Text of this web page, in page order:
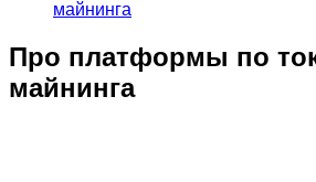
майнинга
Про платформы по
майнинга